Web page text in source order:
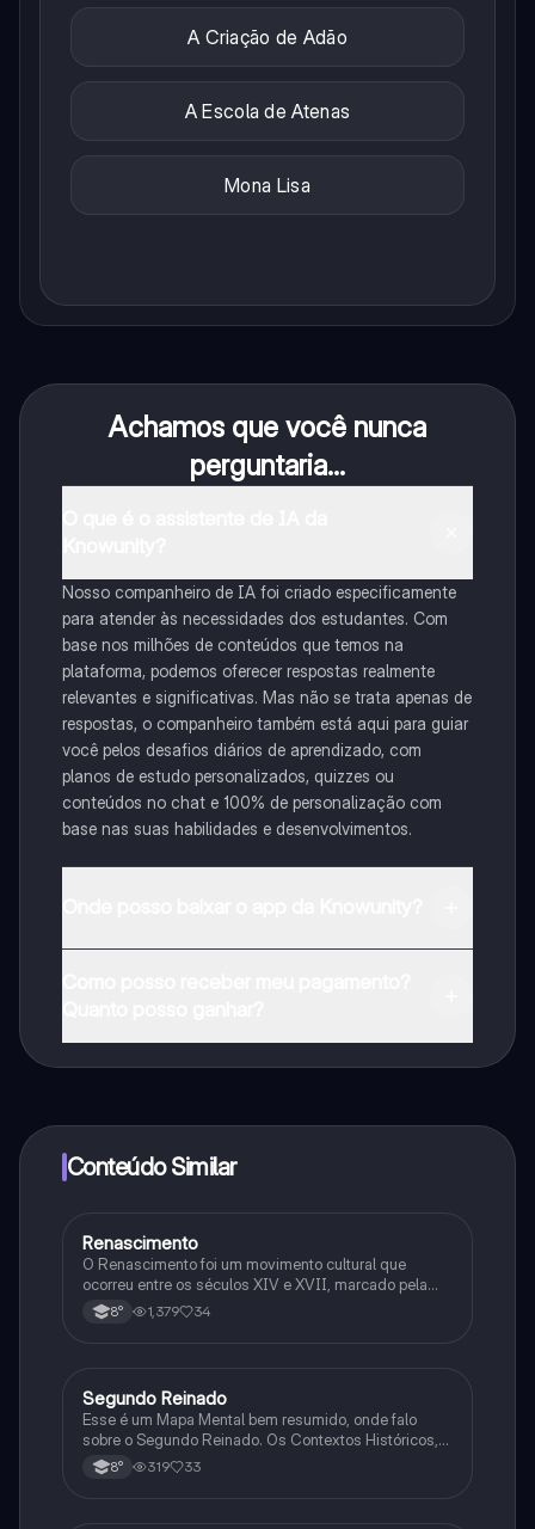
A Criação de Adão
A Escola de Atenas
Mona Lisa
Achamos que você nunca
perguntaria...
Nosso companheiro de IA foi criado especificamente
para atender às necessidades dos estudantes. Com
base nos milhões de conteúdos que temos na
plataforma, podemos oferecer respostas realmente
relevantes e significativas. Mas não se trata apenas de
respostas, o companheiro também está aqui para guiar
você pelos desafios diários de aprendizado, com
planos de estudo personalizados, quizzes ou
conteúdos no chat e 100% de personalização com
base nas suas habilidades e desenvolvimentos.
Conteúdo Similar
História
Renascimento
O Renascimento foi um movimento cultural que
ocorreu entre os séculos XIV e XVII, marcado pela
redescoberta da arte e literatura da Antiguidade
Clássica. Ele destacou o humanismo, valorizando o
8° 1,379 34
História
Segundo Reinado
Esse é um Mapa Mental bem resumido, onde falo
sobre o Segundo Reinado. Os Contextos Históricos,
Monarquia, Aspectos Políticos, Economia, Sociedade,
Cultura, Conflitos e Crises e Proclamação da
8° 319 33